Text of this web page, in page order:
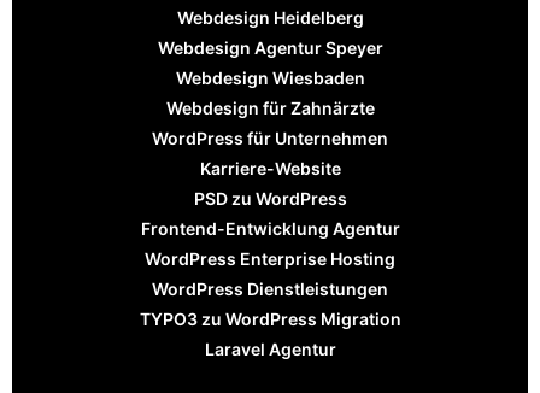
Webdesign Heidelberg
Webdesign Agentur Speyer
Webdesign Wiesbaden
Webdesign für Zahnärzte
WordPress für Unternehmen
Karriere-Website
PSD zu WordPress
Frontend-Entwicklung Agentur
WordPress Enterprise Hosting
WordPress Dienstleistungen
TYPO3 zu WordPress Migration
Laravel Agentur